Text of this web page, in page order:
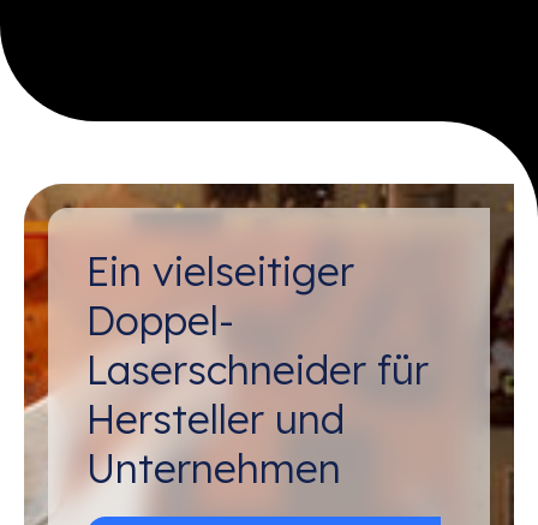
Ein vielseitiger
Doppel-
Laserschneider für
Hersteller und
Unternehmen